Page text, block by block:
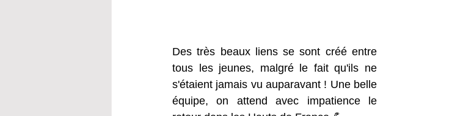
Des très beaux liens se sont créé entre
tous les jeunes, malgré le fait qu'ils ne
s'étaient jamais vu auparavant ! Une belle
équipe, on attend avec impatience le